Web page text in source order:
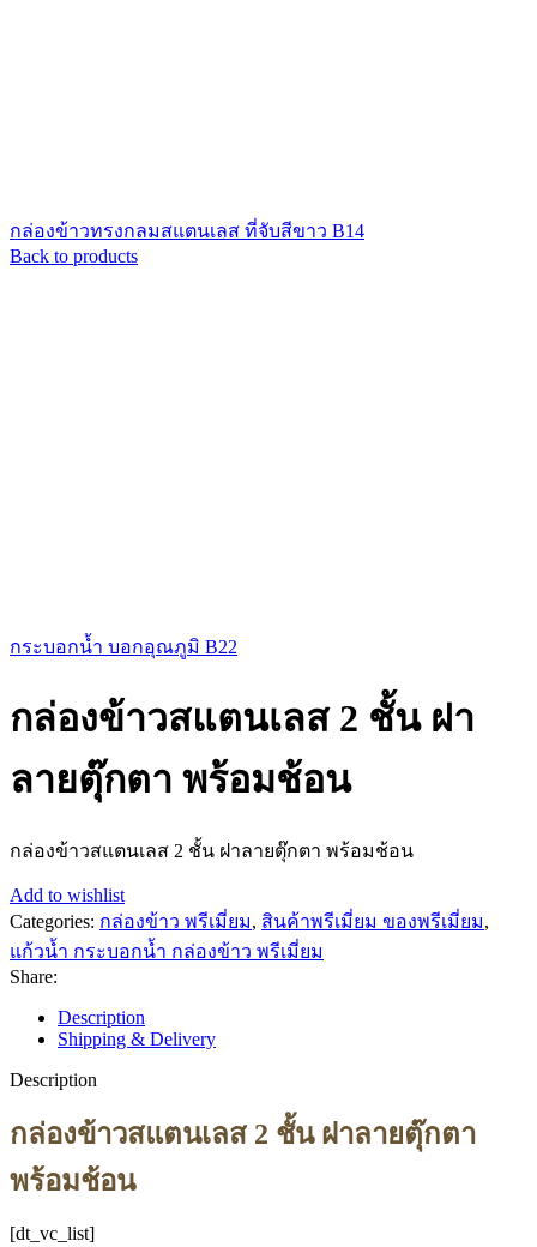
กล่องข้าวทรงกลมสแตนเลส ที่จับสีขาว B14
Back to products
กระบอกน้ำ บอกอุณภูมิ B22
กล่องข้าวสแตนเลส 2 ชั้น ฝา
ลายตุ๊กตา พร้อมช้อน
กล่องข้าวสแตนเลส 2 ชั้น ฝาลายตุ๊กตา พร้อมช้อน
Add to wishlist
Categories: กล่องข้าว พรีเมี่ยม, สินค้าพรีเมี่ยม ของพรีเมี่ยม,
แก้วน้ำ กระบอกน้ำ กล่องข้าว พรีเมี่ยม
Share:
Description
Shipping & Delivery
Description
กล่องข้าวสแตนเลส 2 ชั้น ฝาลายตุ๊กตา
พร้อมช้อน
[dt_vc_list]